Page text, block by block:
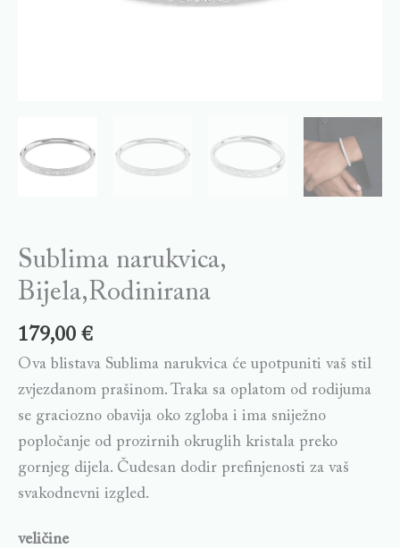
Sublima narukvica,
Bijela,Rodinirana
179,00 €
Ova blistava Sublima narukvica će upotpuniti vaš stil
zvjezdanom prašinom. Traka sa oplatom od rodijuma
se graciozno obavija oko zgloba i ima sniježno
popločanje od prozirnih okruglih kristala preko
gornjeg dijela. Čudesan dodir prefinjenosti za vaš
svakodnevni izgled.
veličine